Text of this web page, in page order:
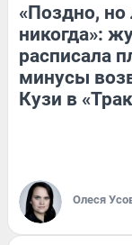
«Поздно,
никогда»:
расписала
минусы
Кузи в
Олеся